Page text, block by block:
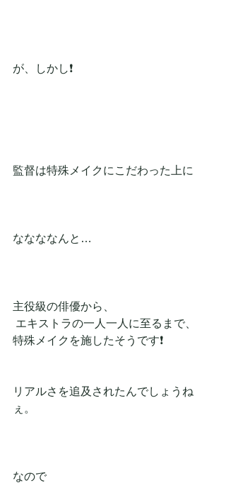
が、しかし❗
監督は特殊メイクにこだわった上に
ななななんと…
主役級の俳優から、
エキストラの一人一人に至るまで、
特殊メイクを施したそうです❗
リアルさを追及されたんでしょうね
ぇ。
なので